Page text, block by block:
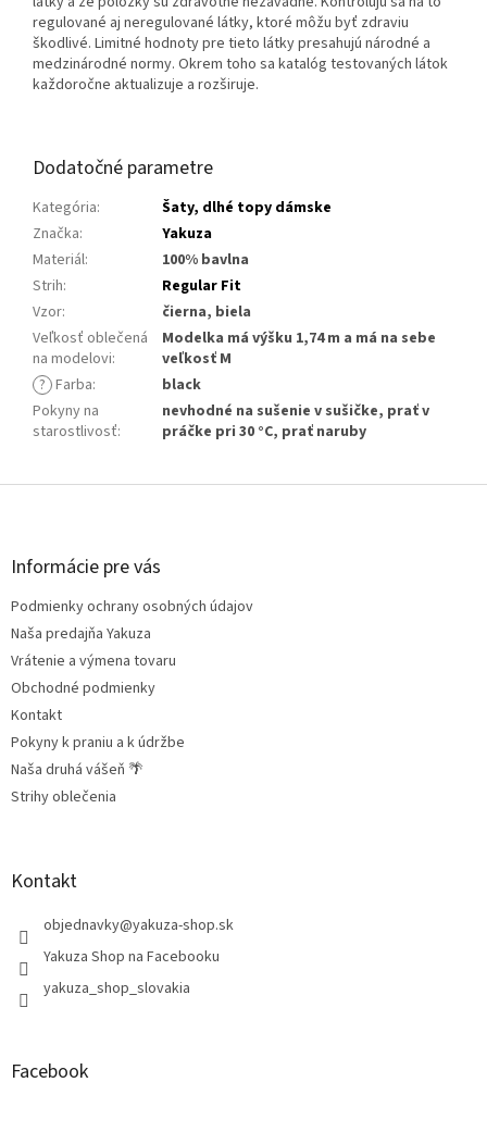
regulované aj neregulované látky, ktoré môžu byť zdraviu
škodlivé. Limitné hodnoty pre tieto látky presahujú národné a
medzinárodné normy. Okrem toho sa katalóg testovaných látok
každoročne aktualizuje a rozširuje.
Dodatočné parametre
Kategória:
Šaty, dlhé topy dámske
Značka:
Yakuza
Materiál:
100% bavlna
Strih:
Regular Fit
Vzor:
čierna, biela
Veľkosť oblečená
na modelovi:
Modelka má výšku 1,74 m a má na sebe
veľkosť M
? Farba:
black
Pokyny na
starostlivosť:
nevhodné na sušenie v sušičke, prať v
práčke pri 30 °C, prať naruby
Z
Informácie pre vás
Podmienky ochrany osobných údajov
Naša predajňa Yakuza
Vrátenie a výmena tovaru
Obchodné podmienky
Kontakt
Pokyny k praniu a k údržbe
Naša druhá vášeň 🌴
Strihy oblečenia
Kontakt
objednavky@yakuza-shop.sk
Yakuza Shop na Facebooku
yakuza_shop_slovakia
Facebook